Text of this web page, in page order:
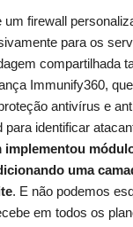
um firewall
para os
compartilhada
Immunify360,
antivírus e
para identificar
implementou
uma
. E não podemos
em todos os